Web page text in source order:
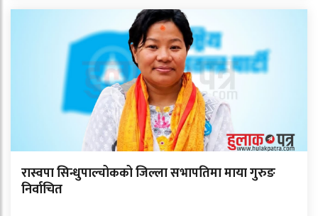
रास्वपा सिन्धुपाल्चोकको जिल्ला सभापतिमा माया गुरुङ
निर्वाचित